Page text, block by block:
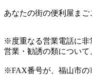
あなたの街の便利屋まご
※度重なる営業電話に非
営業・勧誘の類について
※FAX番号が、福山市の